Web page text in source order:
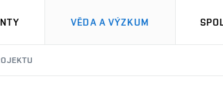
VĚDA A VÝZKUM